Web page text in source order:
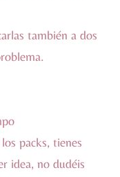
también a dos
packs, tienes
idea, no dudéis